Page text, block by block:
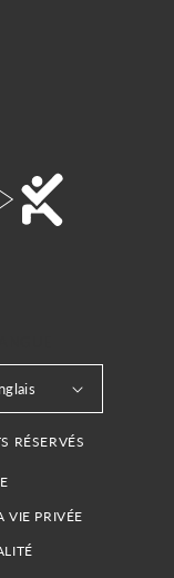
RÉSERVÉS
VIE PRIVÉE